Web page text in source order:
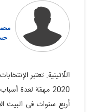
2020 مهمّة لعدة
أربع سنوات فی البیت